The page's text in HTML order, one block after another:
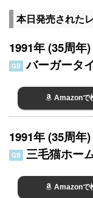
本日発売された
1991年 (35周年)
GB バーガータ
Amazonで
1991年 (35周年)
GB 三毛猫ホー
Amazonで